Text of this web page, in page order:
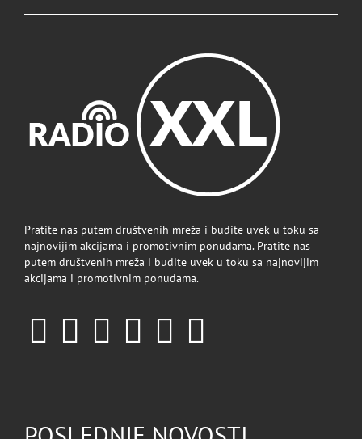
Pratite nas putem društvenih mreža i budite uvek u toku sa
najnovijim akcijama i promotivnim ponudama. Pratite nas
putem društvenih mreža i budite uvek u toku sa najnovijim
akcijama i promotivnim ponudama.